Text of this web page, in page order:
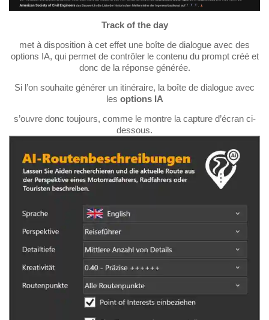
Track of the day
met à disposition à cet effet une boîte de dialogue avec des
options IA, qui permet de contrôler le contenu du prompt créé et
donc de la réponse générée.
Si l’on souhaite générer un itinéraire, la boîte de dialogue avec
les options IA
s’ouvre donc toujours, comme le montre la capture d’écran ci-
dessous.